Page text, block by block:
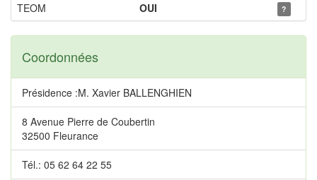
TEOM OUI ?
Coordonnées
Présidence :M. Xavier BALLENGHIEN
8 Avenue Pierre de Coubertin
32500 Fleurance
Tél.: 05 62 64 22 55